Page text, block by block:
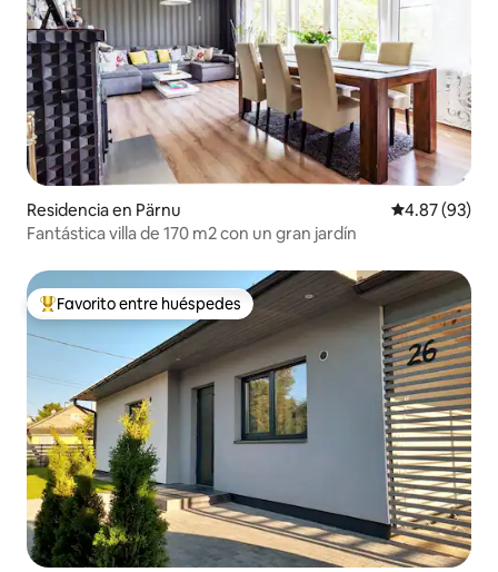
Residencia en Pärnu Calificación
4.87 (93)
Fantástica villa de 170 m2 con un gran jardín
De los mejores en Favorito entre huéspedes
Favorito entre huéspedes